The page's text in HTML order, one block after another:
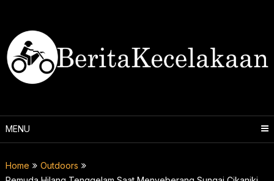
content
MENU
Home
Outdoors